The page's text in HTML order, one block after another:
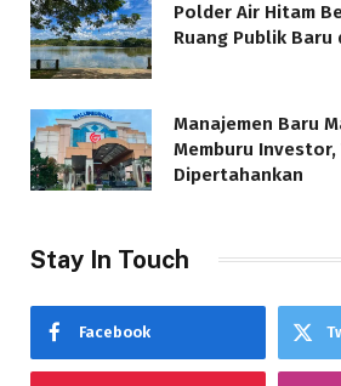
Polder Air Hitam
Ruang Publik
Manajemen Baru
Memburu Investor,
Dipertahankan
Stay In Touch
Facebook